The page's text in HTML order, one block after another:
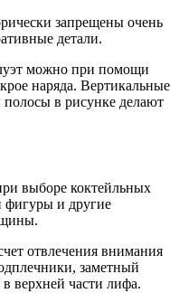
запрещены очень
детали.
можно при помощи
наряда. Вертикальные
полосы в рисунке делают
выборе коктейльных
фигуры и другие
отвлечения внимания
заметный
верхней части лифа.